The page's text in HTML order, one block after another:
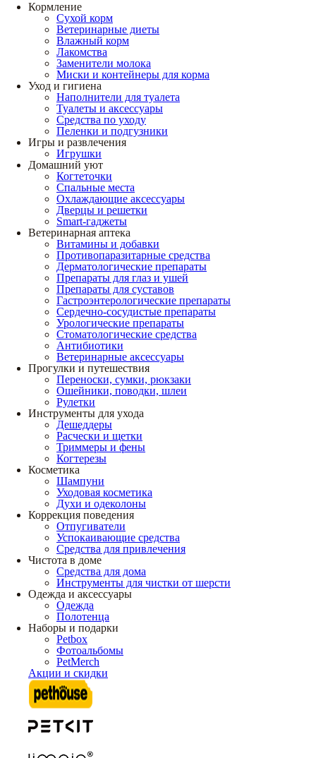
Кормление
Сухой корм
Ветеринарные диеты
Влажный корм
Лакомства
Заменители молока
Миски и контейнеры для корма
Уход и гигиена
Наполнители для туалета
Туалеты и аксессуары
Средства по уходу
Пеленки и подгузники
Игры и развлечения
Игрушки
Домашний уют
Когтеточки
Спальные места
Охлаждающие аксессуары
Дверцы и решетки
Smart-гаджеты
Ветеринарная аптека
Витамины и добавки
Противопаразитарные средства
Дерматологические препараты
Препараты для глаз и ушей
Препараты для суставов
Гастроэнтерологические препараты
Сердечно-сосудистые препараты
Урологические препараты
Стоматологические средства
Антибиотики
Ветеринарные аксессуары
Прогулки и путешествия
Переноски, сумки, рюкзаки
Ошейники, поводки, шлеи
Рулетки
Инструменты для ухода
Дешеддеры
Расчески и щетки
Триммеры и фены
Когтерезы
Косметика
Шампуни
Уходовая косметика
Духи и одеколоны
Коррекция поведения
Отпугиватели
Успокаивающие средства
Средства для привлечения
Чистота в доме
Средства для дома
Инструменты для чистки от шерсти
Одежда и аксессуары
Одежда
Полотенца
Наборы и подарки
Petbox
Фотоальбомы
PetMerch
Акции и скидки